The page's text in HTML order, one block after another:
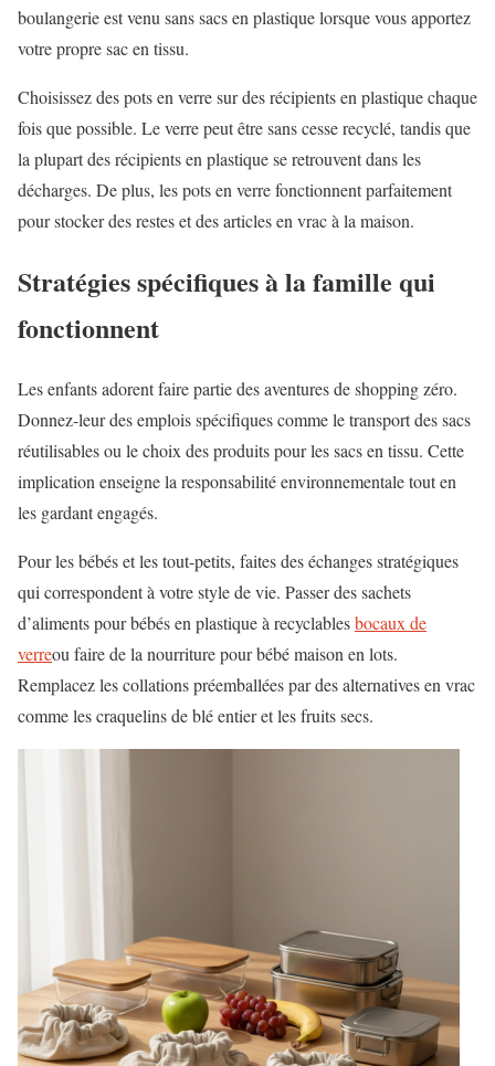
boulangerie est venu sans sacs en plastique lorsque vous apportez
votre propre sac en tissu.
Choisissez des pots en verre sur des récipients en plastique chaque
fois que possible. Le verre peut être sans cesse recyclé, tandis que
la plupart des récipients en plastique se retrouvent dans les
décharges. De plus, les pots en verre fonctionnent parfaitement
pour stocker des restes et des articles en vrac à la maison.
Stratégies spécifiques à la famille qui
fonctionnent
Les enfants adorent faire partie des aventures de shopping zéro.
Donnez-leur des emplois spécifiques comme le transport des sacs
réutilisables ou le choix des produits pour les sacs en tissu. Cette
implication enseigne la responsabilité environnementale tout en
les gardant engagés.
Pour les bébés et les tout-petits, faites des échanges stratégiques
qui correspondent à votre style de vie. Passer des sachets
d’aliments pour bébés en plastique à recyclablesbocaux de
verreou faire de la nourriture pour bébé maison en lots.
Remplacez les collations préemballées par des alternatives en vrac
comme les craquelins de blé entier et les fruits secs.